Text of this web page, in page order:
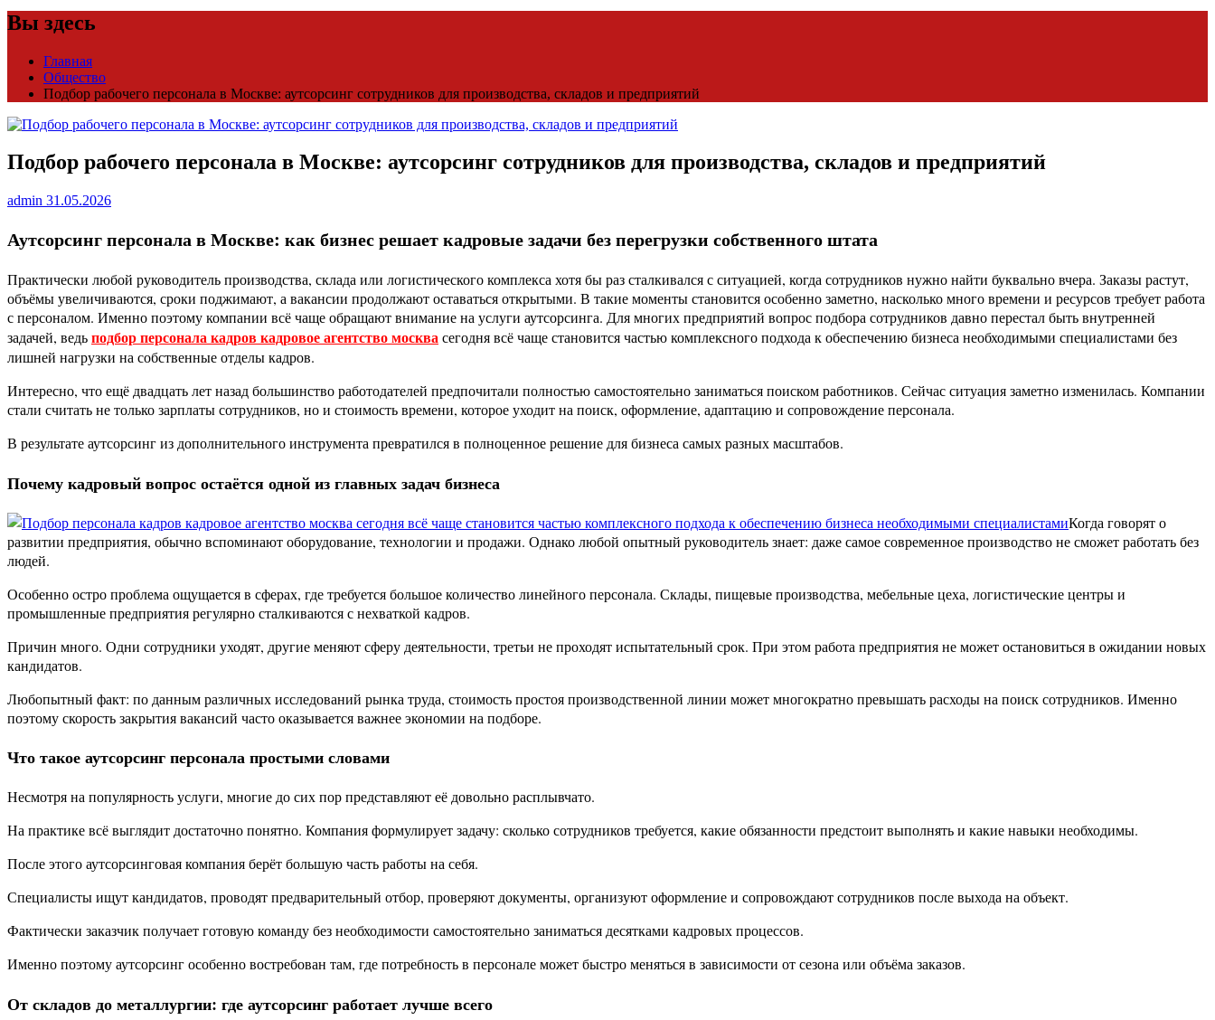
Вы здесь
Главная
Общество
Подбор рабочего персонала в Москве: аутсорсинг сотрудников для производства, складов и предприятий
Подбор рабочего персонала в Москве: аутсорсинг сотрудников для производства, складов и предприятий
admin 31.05.2026
Аутсорсинг персонала в Москве: как бизнес решает кадровые задачи без перегрузки собственного штата
Практически любой руководитель производства, склада или логистического комплекса хотя бы раз сталкивался с ситуацией, когда сотрудников нужно найти буквально вчера. Заказы растут,
объёмы увеличиваются, сроки поджимают, а вакансии продолжают оставаться открытыми. В такие моменты становится особенно заметно, насколько много времени и ресурсов требует работа
с персоналом. Именно поэтому компании всё чаще обращают внимание на услуги аутсорсинга. Для многих предприятий вопрос подбора сотрудников давно перестал быть внутренней
задачей, ведьподбор персонала кадров кадровое агентство москвасегодня всё чаще становится частью комплексного подхода к обеспечению бизнеса необходимыми специалистами без
лишней нагрузки на собственные отделы кадров.
Интересно, что ещё двадцать лет назад большинство работодателей предпочитали полностью самостоятельно заниматься поиском работников. Сейчас ситуация заметно изменилась. Компании
стали считать не только зарплаты сотрудников, но и стоимость времени, которое уходит на поиск, оформление, адаптацию и сопровождение персонала.
В результате аутсорсинг из дополнительного инструмента превратился в полноценное решение для бизнеса самых разных масштабов.
Почему кадровый вопрос остаётся одной из главных задач бизнеса
Когда говорят о
развитии предприятия, обычно вспоминают оборудование, технологии и продажи. Однако любой опытный руководитель знает: даже самое современное производство не сможет работать без
людей.
Особенно остро проблема ощущается в сферах, где требуется большое количество линейного персонала. Склады, пищевые производства, мебельные цеха, логистические центры и
промышленные предприятия регулярно сталкиваются с нехваткой кадров.
Причин много. Одни сотрудники уходят, другие меняют сферу деятельности, третьи не проходят испытательный срок. При этом работа предприятия не может остановиться в ожидании новых
кандидатов.
Любопытный факт: по данным различных исследований рынка труда, стоимость простоя производственной линии может многократно превышать расходы на поиск сотрудников. Именно
поэтому скорость закрытия вакансий часто оказывается важнее экономии на подборе.
Что такое аутсорсинг персонала простыми словами
Несмотря на популярность услуги, многие до сих пор представляют её довольно расплывчато.
На практике всё выглядит достаточно понятно. Компания формулирует задачу: сколько сотрудников требуется, какие обязанности предстоит выполнять и какие навыки необходимы.
После этого аутсорсинговая компания берёт большую часть работы на себя.
Специалисты ищут кандидатов, проводят предварительный отбор, проверяют документы, организуют оформление и сопровождают сотрудников после выхода на объект.
Фактически заказчик получает готовую команду без необходимости самостоятельно заниматься десятками кадровых процессов.
Именно поэтому аутсорсинг особенно востребован там, где потребность в персонале может быстро меняться в зависимости от сезона или объёма заказов.
От складов до металлургии: где аутсорсинг работает лучше всего